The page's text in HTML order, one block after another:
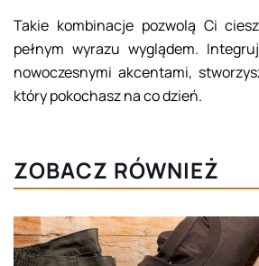
Takie kombinacje pozwolą Ci
pełnym wyrazu wyglądem.
nowoczesnymi akcentami,
który pokochasz na co dzień.
ZOBACZ RÓWNIEŻ